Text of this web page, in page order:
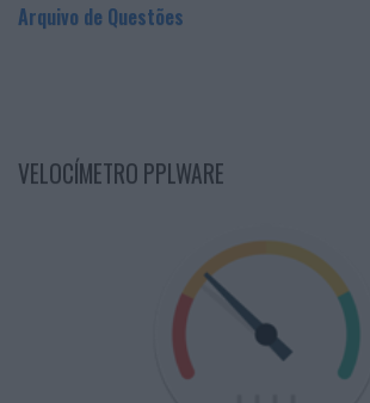
Arquivo de Questões
VELOCÍMETRO PPLWARE